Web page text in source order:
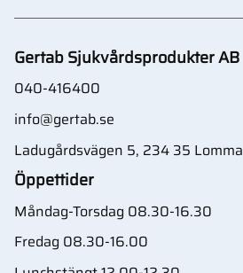
Gertab Sjukvårdsprodukter AB
040-416400
info@gertab.se
Ladugårdsvägen 5, 234 35 Lomma
Öppettider
Måndag-Torsdag 08.30-16.30
Fredag 08.30-16.00